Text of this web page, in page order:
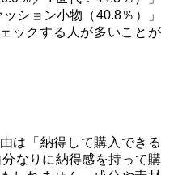
ション小物（40.8％）」
ックする人が多いことが
は「納得して購入できる
なりに納得感を持って購